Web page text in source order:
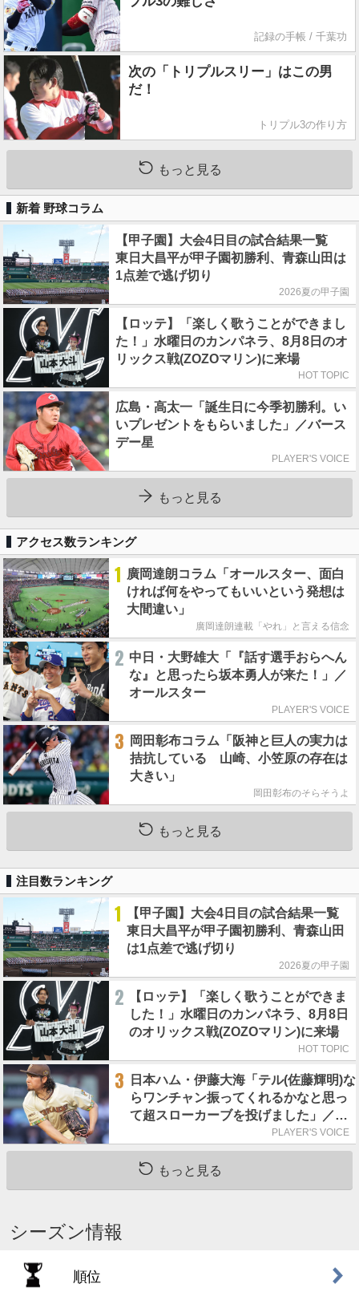
記録の手帳 / 千葉功
次の「トリプルスリー」はこの男
だ！
トリプル3の作り方
もっと見る
新着 野球コラム
【甲子園】大会4日目の試合結果一覧
東日大昌平が甲子園初勝利、青森山田は
1点差で逃げ切り
2026夏の甲子園
【ロッテ】「楽しく歌うことができまし
た！」水曜日のカンパネラ、8月8日のオ
リックス戦(ZOZOマリン)に来場
HOT TOPIC
広島・高太一「誕生日に今季初勝利。い
いプレゼントをもらいました」／バース
デー星
PLAYER'S VOICE
もっと見る
アクセス数ランキング
1 廣岡達朗コラム「オールスター、面白
ければ何をやってもいいという発想は
大間違い」
廣岡達朗連載「やれ」と言える信念
2 中日・大野雄大「『話す選手おらへん
な』と思ったら坂本勇人が来た！」／
オールスター
PLAYER'S VOICE
3
岡田彰布コラム「阪神と巨人の実力は
拮抗している 山崎、小笠原の存在は
大きい」
岡田彰布のそらそうよ
もっと見る
注目数ランキング
1
【甲子園】大会4日目の試合結果一覧
東日大昌平が甲子園初勝利、青森山田
は1点差で逃げ切り
2026夏の甲子園
2
【ロッテ】「楽しく歌うことができま
した！」水曜日のカンパネラ、8月8日
のオリックス戦(ZOZOマリン)に来場
HOT TOPIC
3
日本ハム・伊藤大海「テル(佐藤輝明)な
らワンチャン振ってくれるかなと思っ
て超スローカーブを投げました」／魔
PLAYER'S VOICE
もっと見る
シーズン情報
順位